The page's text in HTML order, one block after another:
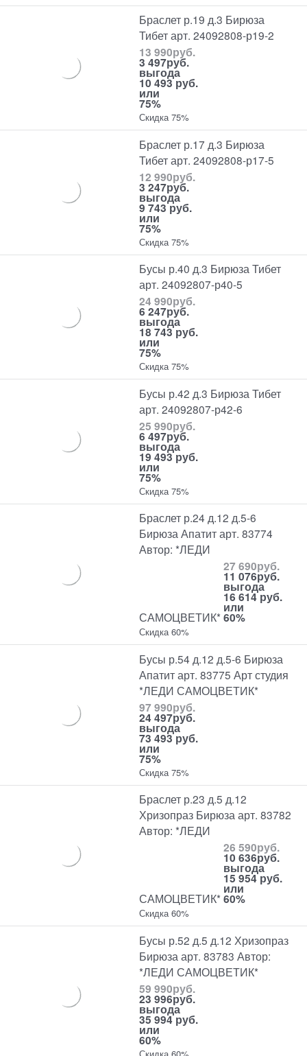
Браслет р.19 д.3 Бирюза
Тибет арт. 24092808-р19-2
13 990руб.
3 497руб.
выгода
10 493 руб.
или
75%
Скидка 75%
Браслет р.17 д.3 Бирюза
Тибет арт. 24092808-р17-5
12 990руб.
3 247руб.
выгода
9 743 руб.
или
75%
Скидка 75%
Бусы р.40 д.3 Бирюза Тибет
арт. 24092807-р40-5
24 990руб.
6 247руб.
выгода
18 743 руб.
или
75%
Скидка 75%
Бусы р.42 д.3 Бирюза Тибет
арт. 24092807-р42-6
25 990руб.
6 497руб.
выгода
19 493 руб.
или
75%
Скидка 75%
Браслет р.24 д.12 д.5-6
Бирюза Апатит арт. 83774
Автор: *ЛЕДИ
САМОЦВЕТИК*
27 690руб.
11 076руб.
выгода
16 614 руб.
или
60%
Скидка 60%
Бусы р.54 д.12 д.5-6 Бирюза
Апатит арт. 83775 Арт студия
*ЛЕДИ САМОЦВЕТИК*
97 990руб.
24 497руб.
выгода
73 493 руб.
или
75%
Скидка 75%
Браслет р.23 д.5 д.12
Хризопраз Бирюза арт. 83782
Автор: *ЛЕДИ
САМОЦВЕТИК*
26 590руб.
10 636руб.
выгода
15 954 руб.
или
60%
Скидка 60%
Бусы р.52 д.5 д.12 Хризопраз
Бирюза арт. 83783 Автор:
*ЛЕДИ САМОЦВЕТИК*
59 990руб.
23 996руб.
выгода
35 994 руб.
или
60%